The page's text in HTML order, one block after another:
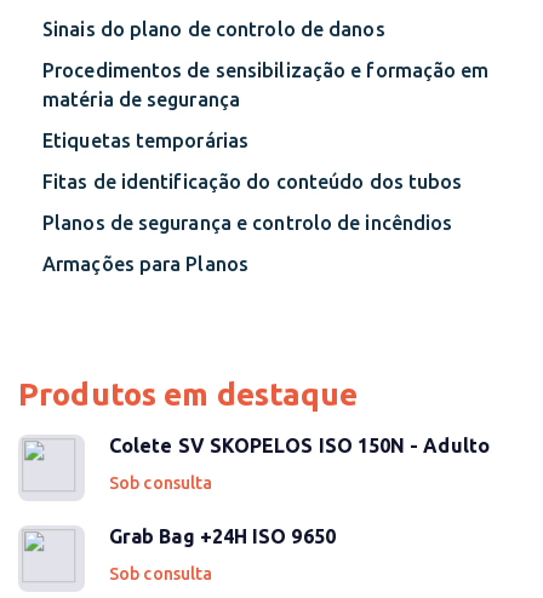
Sinais do plano de controlo de danos
Procedimentos de sensibilização e formação em
matéria de segurança
Etiquetas temporárias
Fitas de identificação do conteúdo dos tubos
Planos de segurança e controlo de incêndios
Armações para Planos
Produtos em destaque
Colete SV SKOPELOS ISO 150N - Adulto
Sob consulta
Grab Bag +24H ISO 9650
Sob consulta